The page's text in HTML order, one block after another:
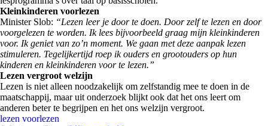
Kleinkinderen voorlezen
Minister Slob: “Lezen leer je door te doen. Door zelf te lezen en door
voorgelezen te worden. Ik lees bijvoorbeeld graag mijn kleinkinderen
voor. Ik geniet van zo’n moment. We gaan met deze aanpak lezen
stimuleren. Tegelijkertijd roep ik ouders en grootouders op hun
kinderen en kleinkinderen voor te lezen.”
Lezen vergroot welzijn
Lezen is niet alleen noodzakelijk om zelfstandig mee te doen in de
maatschappij, maar uit onderzoek blijkt ook dat het ons leert om
anderen beter te begrijpen en het ons welzijn vergroot.
lezen voorlezen